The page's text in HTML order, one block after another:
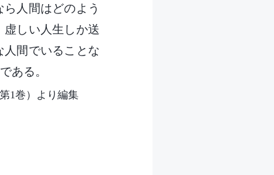
人間はどのよう
しい人生しか送
間でいることな
ある。
1巻）より編集